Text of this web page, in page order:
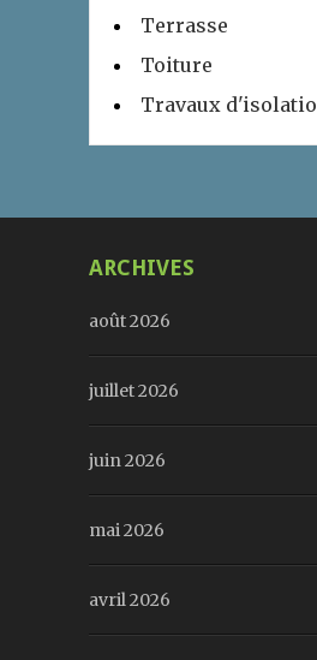
Terrasse
Toiture
Travaux
ARCHIVES
août 2026
juillet 2026
juin 2026
mai 2026
avril 2026